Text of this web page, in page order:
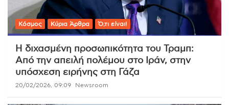
Κόσμος Κύρια Άρθρα Ό,τι είναι!
Η διχασμένη προσωπικότητα του Τραμπ:
Από την απειλή πολέμου στο Ιράν, στην
υπόσχεση ειρήνης στη Γάζα
20/02/2026, 09:09 Newsroom